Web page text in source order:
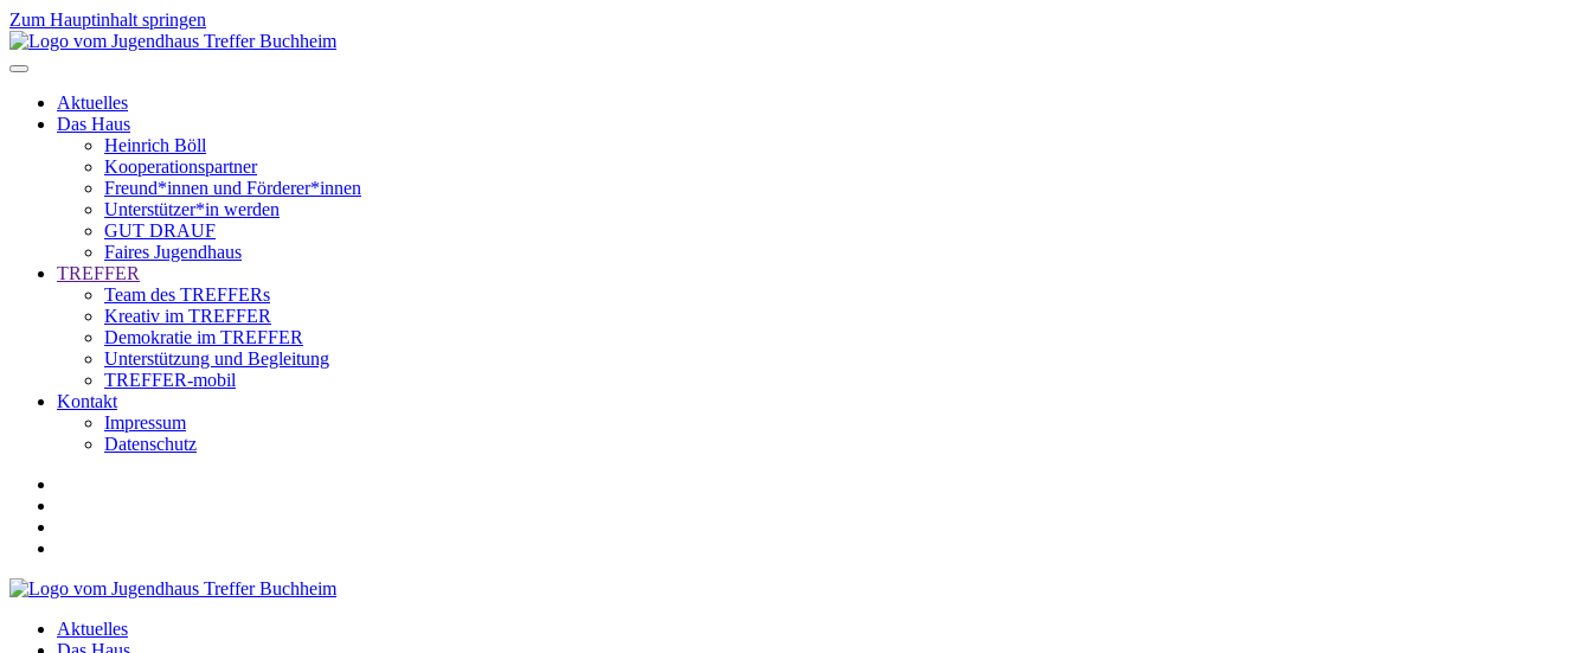
Zum Hauptinhalt springen
Aktuelles
Das Haus
Heinrich Böll
Kooperationspartner
Freund*innen und Förderer*innen
Unterstützer*in werden
GUT DRAUF
Faires Jugendhaus
TREFFER
Team des TREFFERs
Kreativ im TREFFER
Demokratie im TREFFER
Unterstützung und Begleitung
TREFFER-mobil
Kontakt
Impressum
Datenschutz
Aktuelles